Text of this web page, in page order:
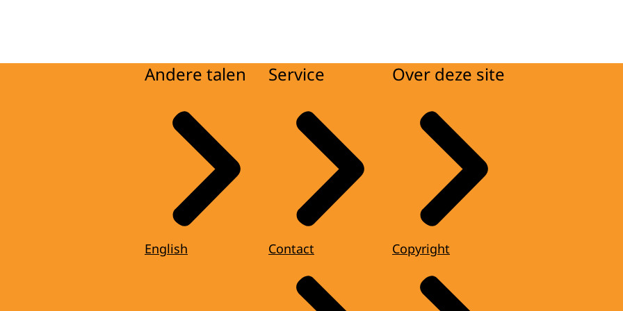
Andere talen
English
Service
Contact
Over deze site
Copyright